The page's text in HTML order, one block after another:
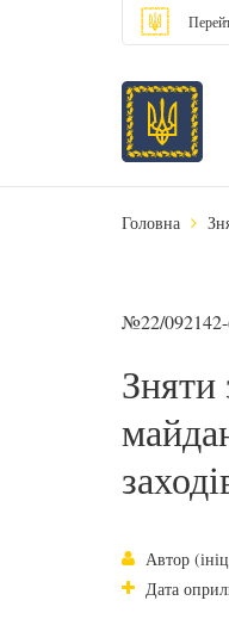
Головна
№22/
Зняти
Автор
Дата